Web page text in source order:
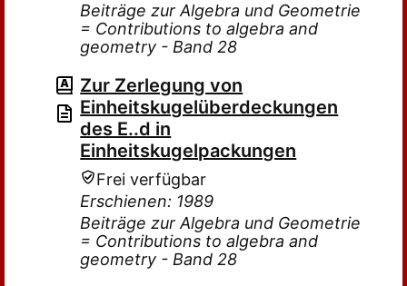
Beiträge zur Algebra und Geometrie
= Contributions to algebra and
geometry - Band 28
Zur Zerlegung von
Einheitskugelüberdeckungen
des E..d in
Einheitskugelpackungen
Frei verfügbar
Erschienen: 1989
Beiträge zur Algebra und Geometrie
= Contributions to algebra and
geometry - Band 28